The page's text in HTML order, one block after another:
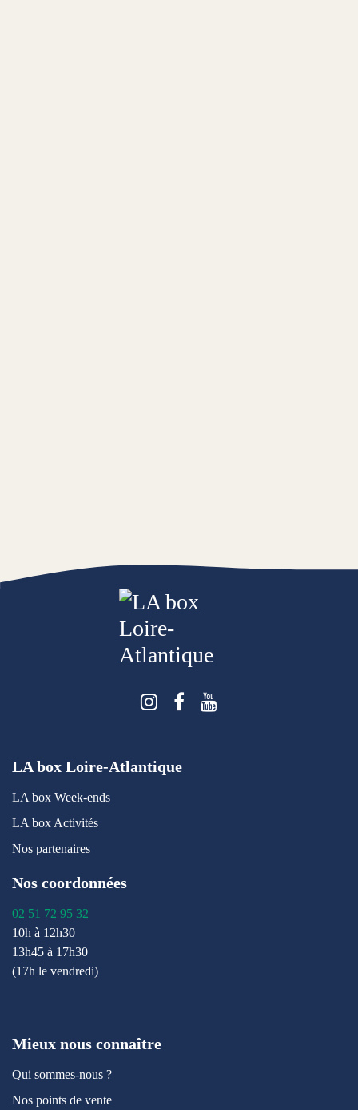
Suivez-nous sur
Suivez-nous sur
LA box Loire-Atlantique
LA box Week-ends
LA box Activités
Nos partenaires
Nos coordonnées
02 51 72 95 32
10h à 12h30
13h45 à 17h30
(17h le vendredi)
Mieux nous connaître
Qui sommes-nous ?
Nos points de vente